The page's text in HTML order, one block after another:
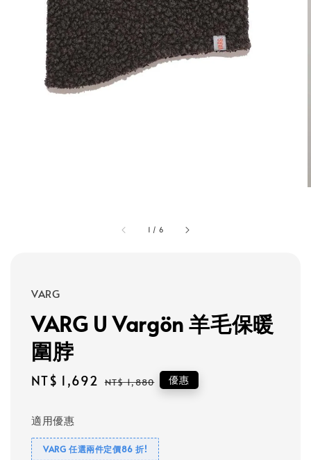
1 / 6
VARG
VARG U Vargön 羊毛保暖
圍脖
Sale
NT$ 1,692 Regular
NT$ 1,880 優惠
適用優惠
VARG 任選兩件定價86 折!